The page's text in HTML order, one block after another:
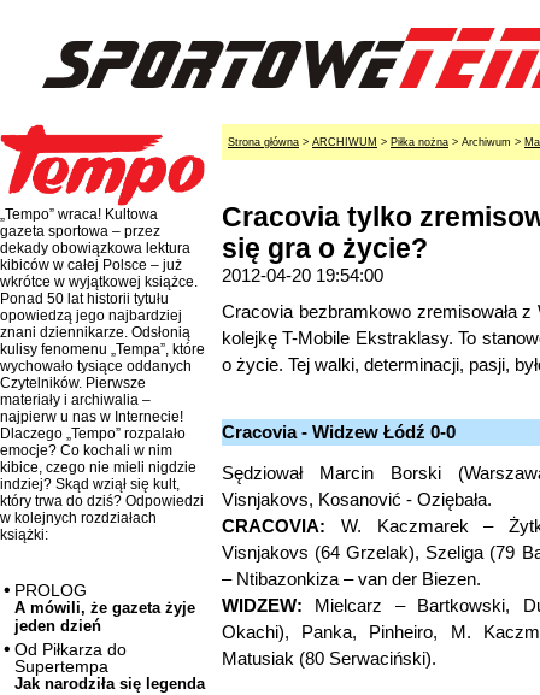
„Tempo” wraca! Kultowa
gazeta sportowa – przez
dekady obowiązkowa lektura
kibiców w całej Polsce – już
wkrótce w wyjątkowej książce.
Ponad 50 lat historii tytułu
opowiedzą jego najbardziej
znani dziennikarze. Odsłonią
kulisy fenomenu „Tempa”, które
wychowało tysiące oddanych
Czytelników. Pierwsze
materiały i archiwalia –
najpierw u nas w Internecie!
Dlaczego „Tempo” rozpalało
emocje? Co kochali w nim
kibice, czego nie mieli nigdzie
indziej? Skąd wziął się kult,
który trwa do dziś? Odpowiedzi
w kolejnych rozdziałach
książki:
PROLOG
A mówili, że gazeta żyje
jeden dzień
Od Piłkarza do
Supertempa
Jak narodziła się legenda
Strona główna > ARCHIWUM > Piłka nożna > Archiwum >
Cracovia tylko
się gra o życie?
2012-04-20 19:54:00
Cracovia bezbramkowo zremisowała
kolejkę T-Mobile Ekstraklasy. To
o życie. Tej walki, determinacji, pasji,
Cracovia - Widzew Łódź 0-0
Sędziował Marcin Borski
Visnjakovs, Kosanović - Oziębała.
CRACOVIA: W. Kaczmarek –
Visnjakovs (64 Grzelak), Szeliga (79
– Ntibazonkiza – van der Biezen.
WIDZEW: Mielcarz – Bartkowski,
Okachi), Panka, Pinheiro, M.
Matusiak (80 Serwaciński).